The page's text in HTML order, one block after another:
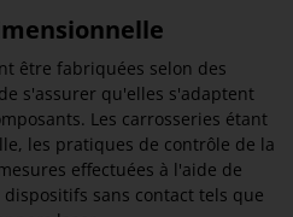
être fabriquées selon des
s'assurer qu'elles s'adaptent
Les carrosseries étant
les pratiques de contrôle de la
effectuées à l'aide de
sans contact tels que